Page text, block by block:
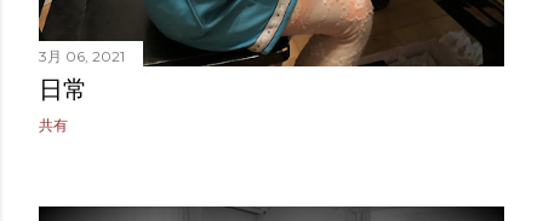
3月 06, 2021
日常
共有